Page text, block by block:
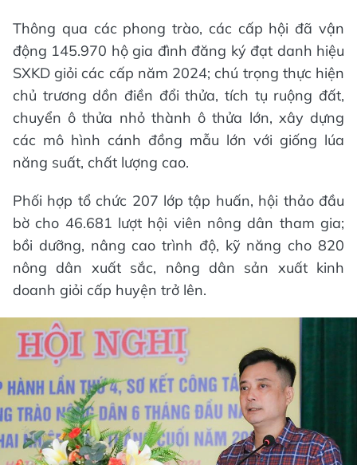
Thông qua các phong trào, các cấp hội đã vận
động 145.970 hộ gia đình đăng ký đạt danh hiệu
SXKD giỏi các cấp năm 2024; chú trọng thực hiện
chủ trương dồn điền đổi thửa, tích tụ ruộng đất,
chuyển ô thửa nhỏ thành ô thửa lớn, xây dựng
các mô hình cánh đồng mẫu lớn với giống lúa
năng suất, chất lượng cao.
Phối hợp tổ chức 207 lớp tập huấn, hội thảo đầu
bờ cho 46.681 lượt hội viên nông dân tham gia;
bồi dưỡng, nâng cao trình độ, kỹ năng cho 820
nông dân xuất sắc, nông dân sản xuất kinh
doanh giỏi cấp huyện trở lên.